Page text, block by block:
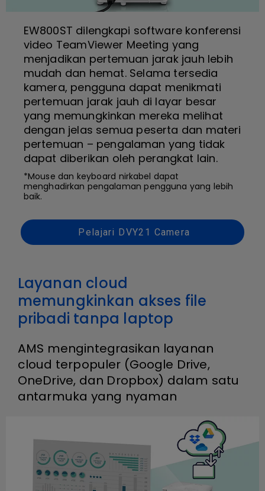
EW800ST dilengkapi software konferensi
video TeamViewer Meeting yang
menjadikan pertemuan jarak jauh lebih
mudah dan hemat. Selama tersedia
kamera, pengguna dapat menikmati
pertemuan jarak jauh di layar besar
yang memungkinkan mereka melihat
dengan jelas semua peserta dan materi
pertemuan – pengalaman yang tidak
dapat diberikan oleh perangkat lain.
*Mouse dan keyboard nirkabel dapat
menghadirkan pengalaman pengguna yang lebih
baik.
Pelajari DVY21 Camera
Layanan cloud
memungkinkan akses file
pribadi tanpa laptop
AMS mengintegrasikan layanan
cloud terpopuler (Google Drive,
OneDrive, dan Dropbox) dalam satu
antarmuka yang nyaman